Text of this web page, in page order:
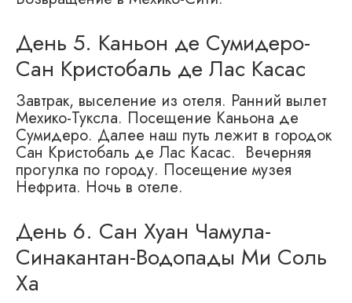
День 5. Каньон де Сумидеро-
Сан Кристобаль де Лас Касас
Завтрак, выселение из отеля. Ранний вылет
Мехико-Туксла. Посещение Каньона де
Сумидеро. Далее наш путь лежит в городок
Сан Кристобаль де Лас Касас. Вечерняя
прогулка по городу. Посещение музея
Нефрита. Ночь в отеле.
День 6. Сан Хуан Чамула-
Синакантан-Водопады Ми Соль
Ха